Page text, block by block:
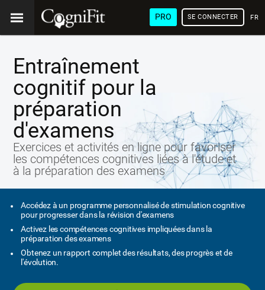
PRO SE CONNECTER
Entraînement
cognitif pour la
préparation
d'examens
Exercices et activités en ligne pour favoriser
les compétences cognitives liées à l'étude et
à la préparation des examens
Accédez à un programme personnalisé de stimulation cognitive
pour progresser dans la révision d'examens
Activez les compétences cognitives impliquées dans la
préparation des examens
Obtenez un rapport complet des résultats, des progrès et de
l'évolution.